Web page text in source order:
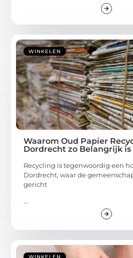
WINKELEN
Waarom Oud Papier
Dordrecht zo Belangrijk is
Recycling is tegenwoordig een
Dordrecht, waar de
gericht
...